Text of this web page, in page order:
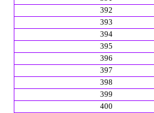
392
393
394
395
396
397
398
399
400